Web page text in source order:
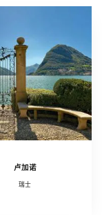
卢加诺
瑞士